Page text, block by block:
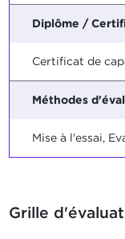
Diplôme /
Certificat de
Méthodes
Mise à l'essai,
Grille